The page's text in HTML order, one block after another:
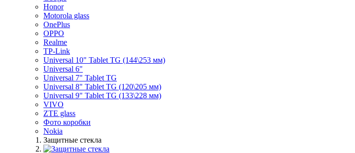
Honor
Motorola glass
OnePlus
OPPO
Realme
TP-Link
Universal 10" Tablet TG (144\253 мм)
Universal 6"
Universal 7" Tablet TG
Universal 8" Tablet TG (120\205 мм)
Universal 9" Tablet TG (133\228 мм)
VIVO
ZTE glass
Фото коробки
Nokia
Защитные стекла